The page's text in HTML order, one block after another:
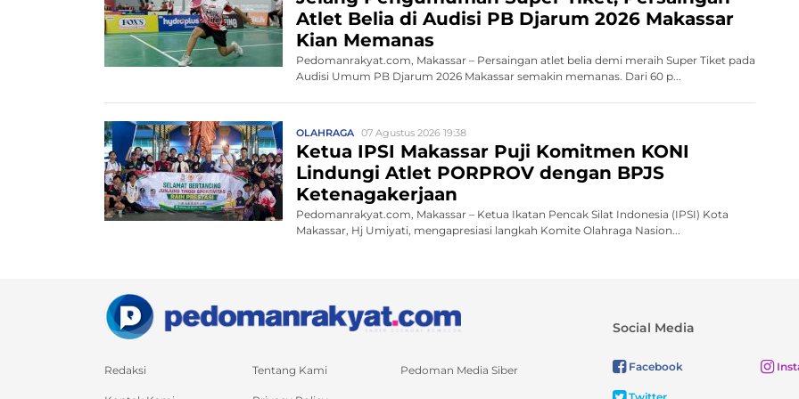
Atlet Belia di Audisi PB Djarum 2026 Makassar
Kian Memanas
Pedomanrakyat.com, Makassar – Persaingan atlet belia demi meraih Super Tiket pada
Audisi Umum PB Djarum 2026 Makassar semakin memanas. Dari 60 p...
OLAHRAGA 07 Agustus 2026 19:38
Ketua IPSI Makassar Puji Komitmen KONI
Lindungi Atlet PORPROV dengan BPJS
Ketenagakerjaan
Pedomanrakyat.com, Makassar – Ketua Ikatan Pencak Silat Indonesia (IPSI) Kota
Makassar, Hj Umiyati, mengapresiasi langkah Komite Olahraga Nasion...
Redaksi Tentang Kami Pedoman Media Siber
Social Media
Facebook